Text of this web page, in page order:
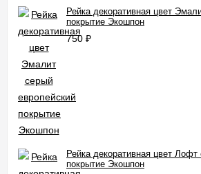
Рейка декоративная цвет
покрытие Экошпон
750 ₽
Рейка декоративная цвет
покрытие Экошпон